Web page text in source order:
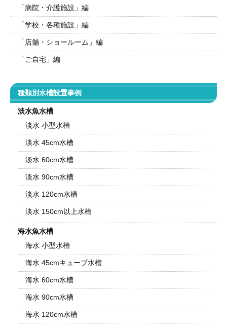
「病院・介護施設」編
「学校・各種施設」編
「店舗・ショールーム」編
「ご自宅」編
種類別水槽設置事例
淡水魚水槽
淡水 小型水槽
淡水 45cm水槽
淡水 60cm水槽
淡水 90cm水槽
淡水 120cm水槽
淡水 150cm以上水槽
海水魚水槽
海水 小型水槽
海水 45cmキューブ水槽
海水 60cm水槽
海水 90cm水槽
海水 120cm水槽